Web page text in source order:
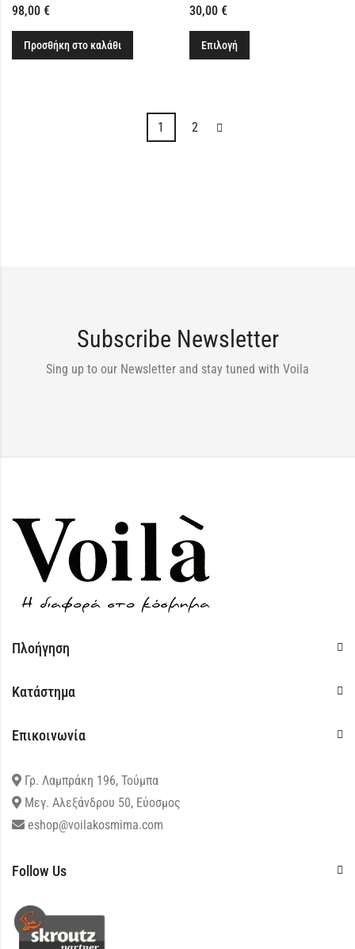
98,00 €
Προσθήκη στο καλάθι
30,00 €
Επιλογή
1 2
Subscribe Newsletter
Sing up to our Newsletter and stay tuned with Voila
Πλοήγηση
Κατάστημα
Επικοινωνία
Γρ. Λαμπράκη 196, Τούμπα
Μεγ. Αλεξάνδρου 50, Εύοσμος
eshop@voilakosmima.com
Follow Us